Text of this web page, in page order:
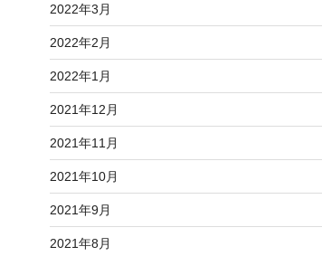
2022年3月
2022年2月
2022年1月
2021年12月
2021年11月
2021年10月
2021年9月
2021年8月